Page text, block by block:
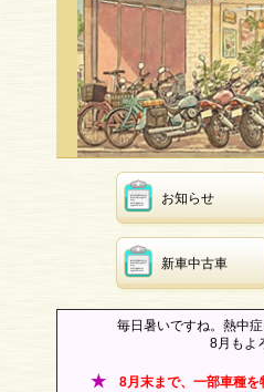
お知らせ
新車中古車
毎日暑いですね。熱中症に
8月もよろしくお
★ 8月末まで、一部車種